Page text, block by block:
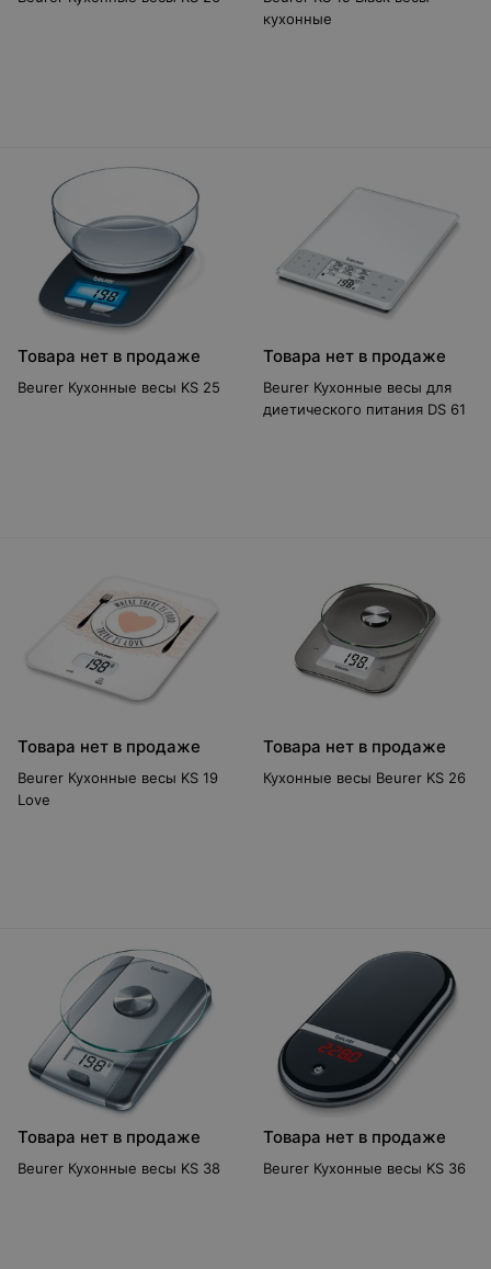
кухонные
Товара нет в продаже
Beurer Кухонные весы KS 25
Товара нет в продаже
Beurer Кухонные весы для
диетического питания DS 61
Товара нет в продаже
Beurer Кухонные весы KS 19
Love
Товара нет в продаже
Кухонные весы Beurer KS 26
Товара нет в продаже
Beurer Кухонные весы KS 38
Товара нет в продаже
Beurer Кухонные весы KS 36